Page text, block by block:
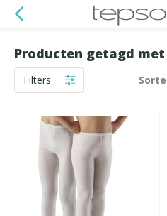
Producten getagd
Filters